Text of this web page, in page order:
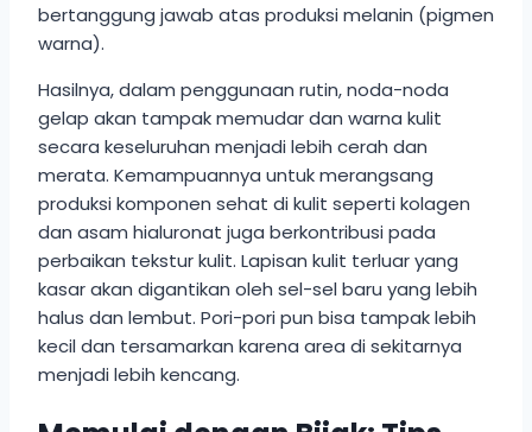
bertanggung jawab atas produksi melanin (pigmen
warna).
Hasilnya, dalam penggunaan rutin, noda-noda
gelap akan tampak memudar dan warna kulit
secara keseluruhan menjadi lebih cerah dan
merata. Kemampuannya untuk merangsang
produksi komponen sehat di kulit seperti kolagen
dan asam hialuronat juga berkontribusi pada
perbaikan tekstur kulit. Lapisan kulit terluar yang
kasar akan digantikan oleh sel-sel baru yang lebih
halus dan lembut. Pori-pori pun bisa tampak lebih
kecil dan tersamarkan karena area di sekitarnya
menjadi lebih kencang.